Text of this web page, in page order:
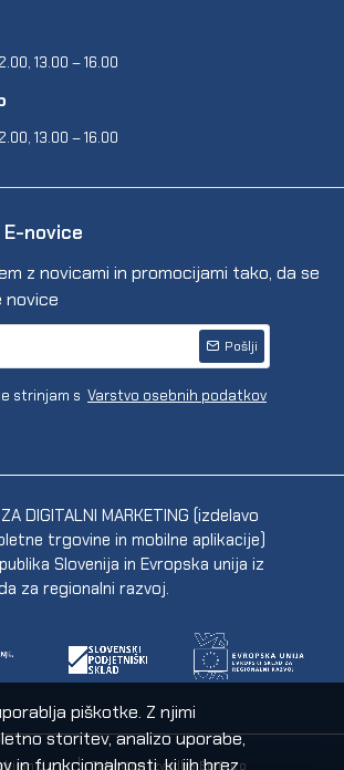
13.00 – 16.00
13.00 – 16.00
novice
z novicami in promocijami tako, da se
novice
Pošlji
strinjam s Varstvo osebnih podatkov
DIGITALNI MARKETING (izdelavo
trgovine in mobilne aplikacije)
Slovenija in Evropska unija iz
za regionalni razvoj.
d.o.o. Tehnična izvedba EpiCoro
piškotke. Z njimi
storitev, analizo uporabe,
in funkcionalnosti, ki jih brez